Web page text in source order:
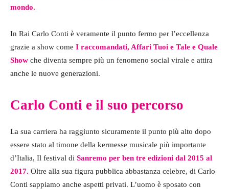
mondo.
In Rai Carlo Conti è veramente il punto fermo per l’eccellenza
grazie a show come I raccomandati, Affari Tuoi e Tale e Quale
Show che diventa sempre più un fenomeno social virale e attira
anche le nuove generazioni.
Carlo Conti e il suo percorso
La sua carriera ha raggiunto sicuramente il punto più alto dopo
essere stato al timone della kermesse musicale più importante
d’Italia, Il festival di Sanremo per ben tre edizioni dal 2015 al
2017. Oltre alla sua figura pubblica abbastanza celebre, di Carlo
Conti sappiamo anche aspetti privati. L’uomo è sposato con